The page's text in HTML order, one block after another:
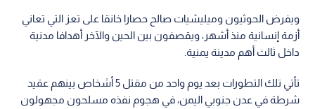
ويفرض الحوثيون وميليشيات صالح حصارا خانقا على تعز التي تعاني
أزمة إنسانية منذ أشهر، ويقصفون بين الحين والآخر أهدافا مدنية
داخل ثالث أهم مدينة يمنية.
تأتي تلك التطورات بعد يوم واحد من مقتل 5 أشخاص بينهم عقيد
شرطة في عدن جنوبي اليمن، في هجوم نفذه مسلحون مجهولون